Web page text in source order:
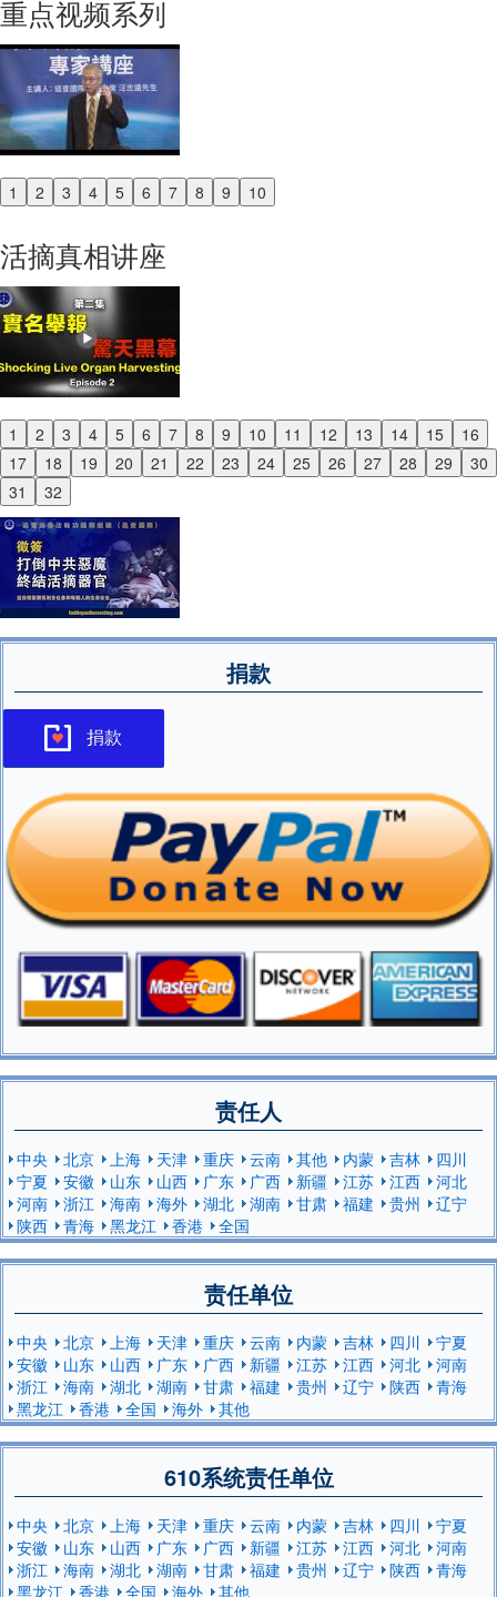
重点视频系列
1 2 3 4 5 6 7 8 9 10
Previous
活摘真相讲座
1 2 3 4 5 6 7 8 9 10 11 12 13 14 15
16
17
18 19 20 21 22 23 24 25 26 27 28 29
30
31
32
Previous
Next
捐款
捐款
责任人
中央 北京 上海 天津 重庆 云南 其他 内蒙 吉林
四川
宁夏
安徽 山东 山西 广东 广西 新疆 江苏 江西
河北
河南
浙江 海南 海外 湖北 湖南 甘肃 福建 贵州
辽宁
陕西
青海 黑龙江 香港 全国
责任单位
中央 北京 上海 天津 重庆 云南 内蒙 吉林 四川
宁夏
安徽
山东 山西 广东 广西 新疆 江苏 江西 河北
河南
浙江
海南 湖北 湖南 甘肃 福建 贵州 辽宁 陕西
青海
黑龙江
香港 全国 海外 其他
610系统责任单位
中央 北京 上海 天津 重庆 云南 内蒙 吉林 四川
宁夏
安徽
山东 山西 广东 广西 新疆 江苏 江西 河北
河南
浙江
海南 湖北 湖南 甘肃 福建 贵州 辽宁 陕西
青海
黑龙江
香港 全国 海外 其他